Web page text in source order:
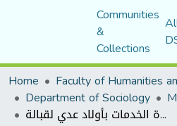
Communities
&
Collections
Home
Department of Sociology
الرواسب الثقافية وعلاقتها بالصراع التنظيمي دراسة ميدانية بالعيادة متعددة الخدمات بأولاد عدي لقبالة